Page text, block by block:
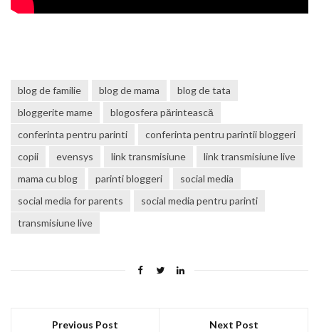
blog de familie blog de mama
blog de tata
bloggerite mame
blogosfera părintească
conferinta pentru parinti
conferinta pentru parintii bloggeri
copii
evensys link transmisiune
link transmisiune live
mama cu blog
parinti bloggeri
social media
social media for parents
social media pentru parinti
transmisiune live
Previous Post Next Post